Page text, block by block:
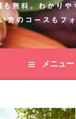
も無料。わかり
方のコースもフ
メニュー